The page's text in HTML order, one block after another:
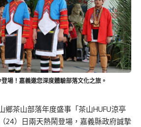
場！嘉義邀您深度體驗部落文化之旅。
鄉茶山部落年度盛事「茶山HUFU涼亭
24）日兩天熱鬧登場，嘉義縣政府誠摯